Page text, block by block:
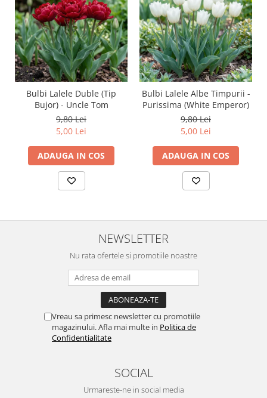
Bulbi Lalele Duble (Tip
Bujor) - Uncle Tom
9,80 Lei
5,00 Lei
ADAUGA IN COS
Bulbi Lalele Albe Timpurii -
Purissima (White Emperor)
9,80 Lei
5,00 Lei
ADAUGA IN COS
NEWSLETTER
Nu rata ofertele si promotiile noastre
Vreau sa primesc newsletter cu promotiile
magazinului. Afla mai multe in Politica de
Confidentialitate
SOCIAL
Urmareste-ne in social media